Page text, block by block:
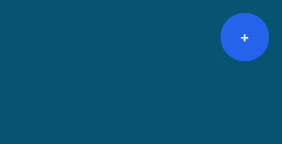
+
+
+
+
+
+
+